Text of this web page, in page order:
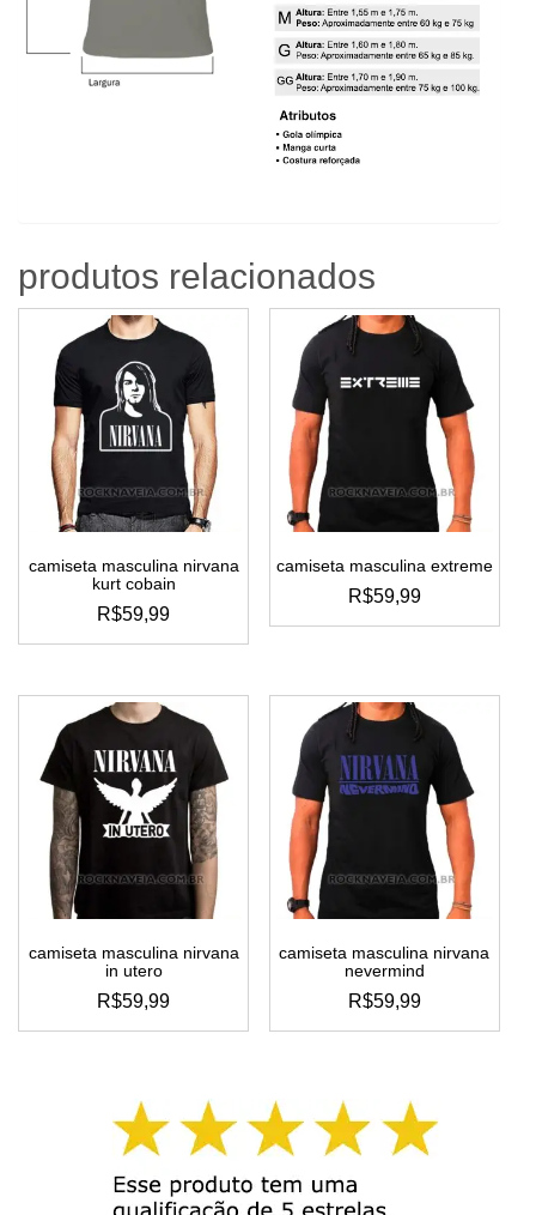
produtos relacionados
camiseta masculina nirvana
kurt cobain
R$59,99
este
tem
várias
as
opções
podem
ser
escolhidas
na
produto
camiseta masculina extreme
R$59,99
este
várias
variantes.
as
opções
podem
escolhidas
do
camiseta masculina nirvana
in utero
R$59,99
este
várias
variantes.
as
opções
podem
camiseta masculina nirvana
nevermind
R$59,99
este
várias
variantes.
as
podem